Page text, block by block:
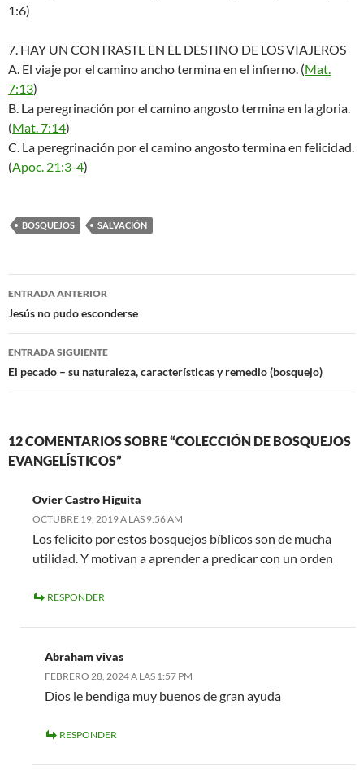
1:6)
7. HAY UN CONTRASTE EN EL DESTINO DE LOS VIAJEROS
A. El viaje por el camino ancho termina en el infierno. (Mat.
7:13)
B. La peregrinación por el camino angosto termina en la gloria.
(Mat. 7:14)
C. La peregrinación por el camino angosto termina en felicidad.
(Apoc. 21:3-4)
BOSQUEJOS SALVACIÓN
Navegación
de
entradas
ENTRADA ANTERIOR
Jesús no pudo esconderse
ENTRADA SIGUIENTE
El pecado – su naturaleza, características y remedio (bosquejo)
12 COMENTARIOS SOBRE “COLECCIÓN DE BOSQUEJOS
EVANGELÍSTICOS”
Ovier Castro Higuita
OCTUBRE 19, 2019 A LAS 9:56 AM
Los felicito por estos bosquejos bíblicos son de mucha
utilidad. Y motivan a aprender a predicar con un orden
RESPONDER
Abraham vivas
FEBRERO 28, 2024 A LAS 1:57 PM
Dios le bendiga muy buenos de gran ayuda
RESPONDER